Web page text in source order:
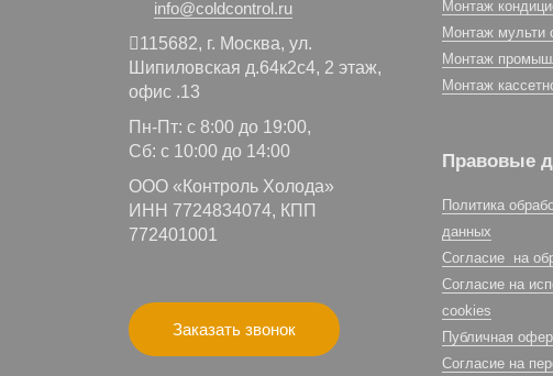
info@coldcontrol.ru
115682, г. Москва, ул.
Шипиловская д.64к2с4, 2 этаж,
офис .13
Пн-Пт: с 8:00 до 19:00,
Сб: с 10:00 до 14:00
ООО «Контроль Холода»
ИНН 7724834074, КПП
772401001
Заказать звонок
Монтаж
Монтаж мульти
Монтаж
Монтаж
Правовые
Политика
данных
Согласие на
Согласие на
cookies
Публичная
Согласие на